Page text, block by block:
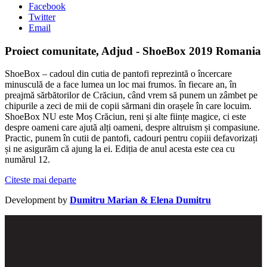
Facebook
Twitter
Email
Proiect comunitate, Adjud - ShoeBox 2019 Romania
ShoeBox – cadoul din cutia de pantofi reprezintă o încercare
minusculă de a face lumea un loc mai frumos. în fiecare an, în
preajmă sărbătorilor de Crăciun, când vrem să punem un zâmbet pe
chipurile a zeci de mii de copii sărmani din orașele în care locuim.
ShoeBox NU este Moș Crăciun, reni și alte ființe magice, ci este
despre oameni care ajută alți oameni, despre altruism și compasiune.
Practic, punem în cutii de pantofi, cadouri pentru copiii defavorizați
și ne asigurăm că ajung la ei. Ediția de anul acesta este cea cu
numărul 12.
Citeste mai departe
Development by Dumitru Marian & Elena Dumitru